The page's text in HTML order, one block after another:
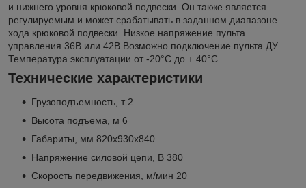
и нижнего уровня крюковой подвески. Он также является
регулируемым и может срабатывать в заданном диапазоне
хода крюковой подвески. Низкое напряжение пульта
управления 36В или 42В Возможно подключение пульта ДУ
Температура эксплуатации от -20°C до + 40°C
Технические характеристики
Грузоподъемность, т 2
Высота подъема, м 6
Габариты, мм 820х930х840
Напряжение силовой цепи, В 380
Скорость передвижения, м/мин 20